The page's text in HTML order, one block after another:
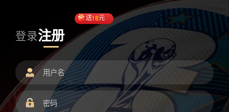
登录注册
送18元